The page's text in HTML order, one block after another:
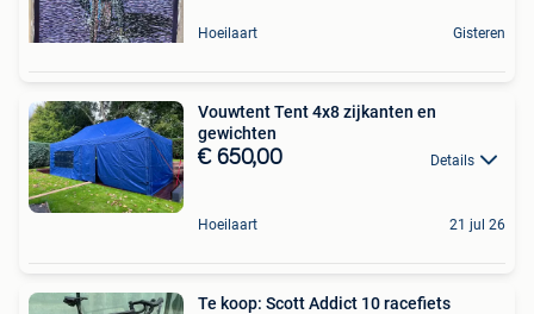
Hoeilaart Gisteren
Vouwtent Tent 4x8 zijkanten en
gewichten
€ 650,00 Details
Hoeilaart 21 jul 26
Te koop: Scott Addict 10 racefiets